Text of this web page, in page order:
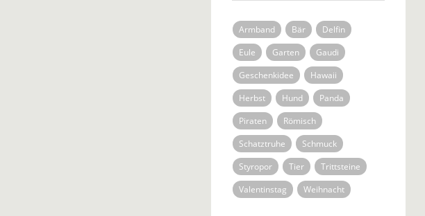
Armband Bär
Delfin
Eule
Garten
Gaudi
Geschenkidee
Hawaii
Herbst
Hund
Panda
Piraten
Römisch
Schatztruhe
Schmuck
Styropor
Tier
Trittsteine
Valentinstag
Weihnacht